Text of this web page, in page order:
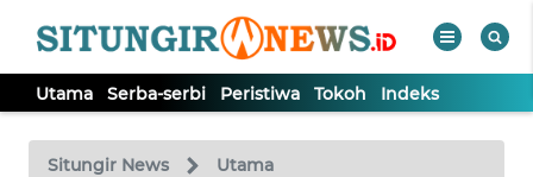
Utama Serba-serbi Peristiwa Tokoh Indeks
Situngir News Utama
TV
Tutup